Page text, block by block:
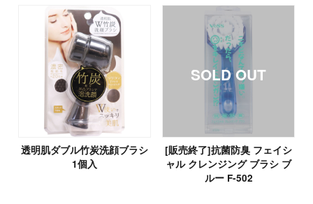
透明肌ダブル竹炭洗顔ブラシ
1個入
[販売終了]抗菌防臭 フェイシ
ャル クレンジング ブラシ ブ
ルー F-502